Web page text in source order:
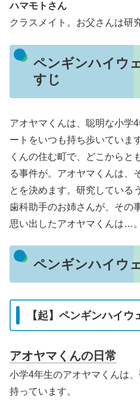
ハマモトさん
クラスメイト。お父さんは研
ペンギンハイウ
すじ
アオヤマくんは、聡明な小学
ートをいつも持ち歩いていま
くんの住む町で、どこからと
る事件が。アオヤマくんは、
とを決めます。研究している
歯科助手のお姉さんが、その
思い出したアオヤマくんは…。
ペンギンハイウ
【起】ペンギンハイ
アオヤマくんの日常
小学4年生のアオヤマくんは
持っています。